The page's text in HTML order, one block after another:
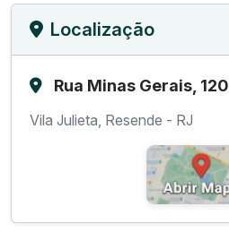
Localização
Rua Minas Gerais, 120
Vila Julieta, Resende - RJ